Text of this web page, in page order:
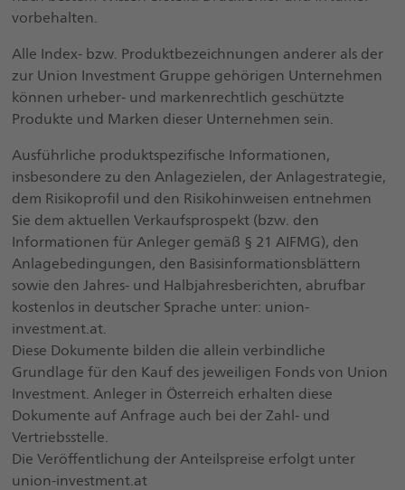
vorbehalten.
Alle Index- bzw. Produktbezeichnungen anderer als der
zur Union Investment Gruppe gehörigen Unternehmen
können urheber- und markenrechtlich geschützte
Produkte und Marken dieser Unternehmen sein.
Ausführliche produktspezifische Informationen,
insbesondere zu den Anlagezielen, der Anlagestrategie,
dem Risikoprofil und den Risikohinweisen entnehmen
Sie dem aktuellen Verkaufsprospekt (bzw. den
Informationen für Anleger gemäß § 21 AIFMG), den
Anlagebedingungen, den Basisinformationsblättern
sowie den Jahres- und Halbjahresberichten, abrufbar
kostenlos in deutscher Sprache unter: union-
investment.at.
Diese Dokumente bilden die allein verbindliche
Grundlage für den Kauf des jeweiligen Fonds von Union
Investment. Anleger in Österreich erhalten diese
Dokumente auf Anfrage auch bei der Zahl- und
Vertriebsstelle.
Die Veröffentlichung der Anteilspreise erfolgt unter
union-investment.at